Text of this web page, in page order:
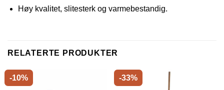
Høy kvalitet, slitesterk og varmebestandig.
RELATERTE PRODUKTER
-10% -33%